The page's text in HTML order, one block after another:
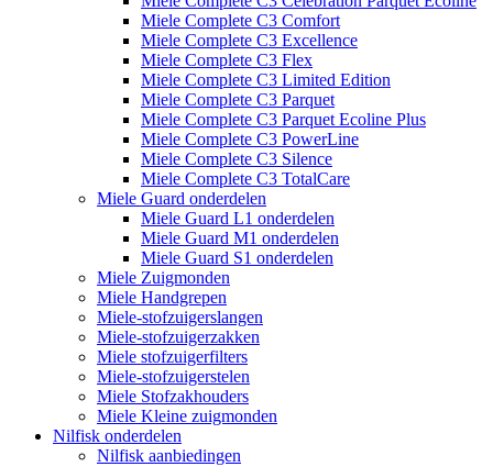
Miele Complete C3 Comfort
Miele Complete C3 Excellence
Miele Complete C3 Flex
Miele Complete C3 Limited Edition
Miele Complete C3 Parquet
Miele Complete C3 Parquet Ecoline Plus
Miele Complete C3 PowerLine
Miele Complete C3 Silence
Miele Complete C3 TotalCare
Miele Guard onderdelen
Miele Guard L1 onderdelen
Miele Guard M1 onderdelen
Miele Guard S1 onderdelen
Miele Zuigmonden
Miele Handgrepen
Miele-stofzuigerslangen
Miele-stofzuigerzakken
Miele stofzuigerfilters
Miele-stofzuigerstelen
Miele Stofzakhouders
Miele Kleine zuigmonden
Nilfisk onderdelen
Nilfisk aanbiedingen